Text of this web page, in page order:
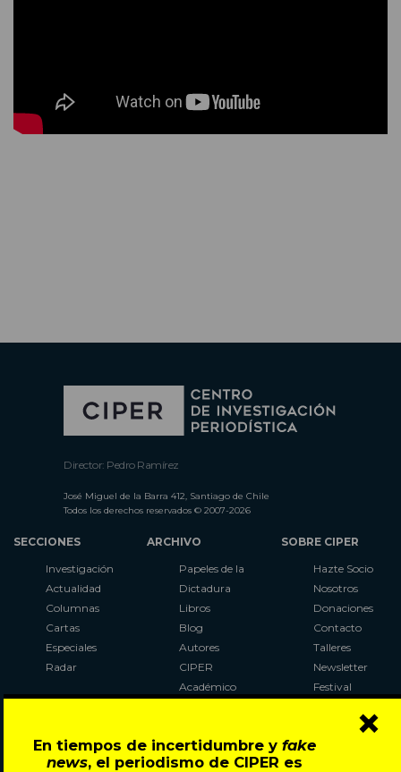
En tiempos de incertidumbre y fake
news, el periodismo de CIPER es
×
Director: Pedro Ramírez
José Miguel de la Barra 412, Santiago de Chile
Todos los derechos reservados © 2007-2026
SECCIONES
Investigación
Actualidad
Columnas
Cartas
Especiales
Radar
ARCHIVO
Papeles de la
Dictadura
Libros
Blog
Autores
CIPER
Académico
Al Plebiscito
con CIPER
SOBRE CIPER
Hazte Socio
Nosotros
Donaciones
Contacto
Talleres
Newsletter
Festival